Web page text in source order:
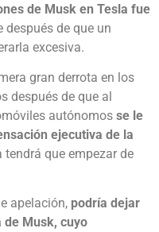
de Musk en Tesla fue
después de que un
excesiva.
gran derrota en los
después de que al
autónomos se le
ejecutiva de la
que empezar de
apelación, podría dejar
Musk, cuyo